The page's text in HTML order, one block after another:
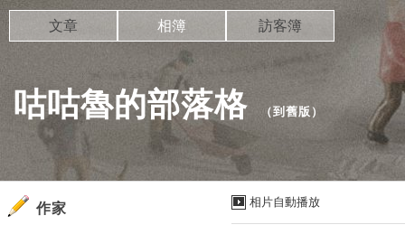
咕咕魯的部落格 （到舊版 ）
文章 相簿 訪客簿
相片自動播放
作家